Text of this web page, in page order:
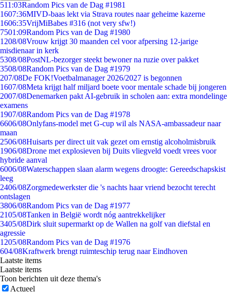
511:03Random Pics van de Dag #1981
1607:36MIVD-baas lekt via Strava routes naar geheime kazerne
1606:35VrijMiBabes #316 (not very sfw!)
7501:09Random Pics van de Dag #1980
1208/08Vrouw krijgt 30 maanden cel voor afpersing 12-jarige
misdienaar in kerk
5308/08PostNL-bezorger steekt bewoner na ruzie over pakket
3508/08Random Pics van de Dag #1979
207/08De FOK!Voetbalmanager 2026/2027 is begonnen
1607/08Meta krijgt half miljard boete voor mentale schade bij jongeren
2007/08Denemarken pakt AI-gebruik in scholen aan: extra mondelinge
examens
1907/08Random Pics van de Dag #1978
6606/08Onlyfans-model met G-cup wil als NASA-ambassadeur naar
maan
2506/08Huisarts per direct uit vak gezet om ernstig alcoholmisbruik
1906/08Drone met explosieven bij Duits vliegveld voedt vrees voor
hybride aanval
6006/08Waterschappen slaan alarm wegens droogte: Gereedschapskist
leeg
2406/08Zorgmedewerkster die 's nachts haar vriend bezocht terecht
ontslagen
3806/08Random Pics van de Dag #1977
2105/08Tanken in België wordt nóg aantrekkelijker
3405/08Dirk sluit supermarkt op de Wallen na golf van diefstal en
agressie
1205/08Random Pics van de Dag #1976
604/08Kraftwerk brengt ruimteschip terug naar Eindhoven
Laatste items
Laatste items
Toon berichten uit deze thema's
Actueel